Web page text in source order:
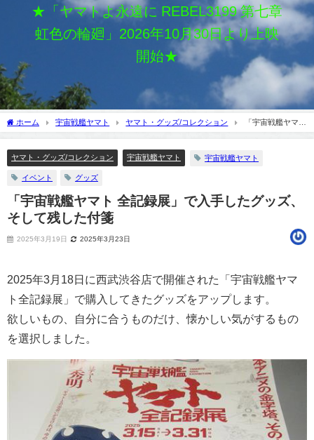
★「ヤマトよ永遠に REBEL3199 第七章
虹色の輪廻」2026年10月30日より上映
開始★
ホーム 宇宙戦艦ヤマト ヤマト・グッズ/コレクション
「宇宙戦艦ヤマト
ヤマト・グッズ/コレクション 宇宙戦艦ヤマト 宇宙戦艦ヤマト
イベント グッズ
「宇宙戦艦ヤマト 全記録展」で入手したグッズ、
そして残した付箋
2025年3月19日 2025年3月23日
2025年3月18日に西武渋谷店で開催された「宇宙戦艦ヤマ
ト全記録展」で購入してきたグッズをアップします。
欲しいもの、自分に合うものだけ、懐かしい気がするもの
を選択しました。